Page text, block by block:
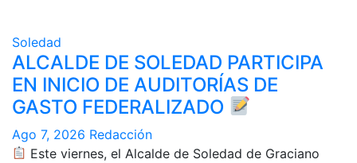
Soledad
ALCALDE DE SOLEDAD PARTICIPA
EN INICIO DE AUDITORÍAS DE
GASTO FEDERALIZADO
Ago 7, 2026 Redacción
Este viernes, el Alcalde de Soledad de Graciano